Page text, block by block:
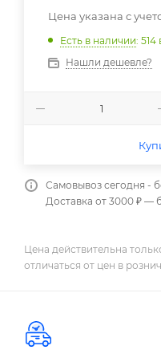
Цена указана с
Есть в наличии: 514
Нашли дешевле?
Самовывоз сегодня -
Доставка от 3000 ₽ —
Цена действительна
отличаться от цен в